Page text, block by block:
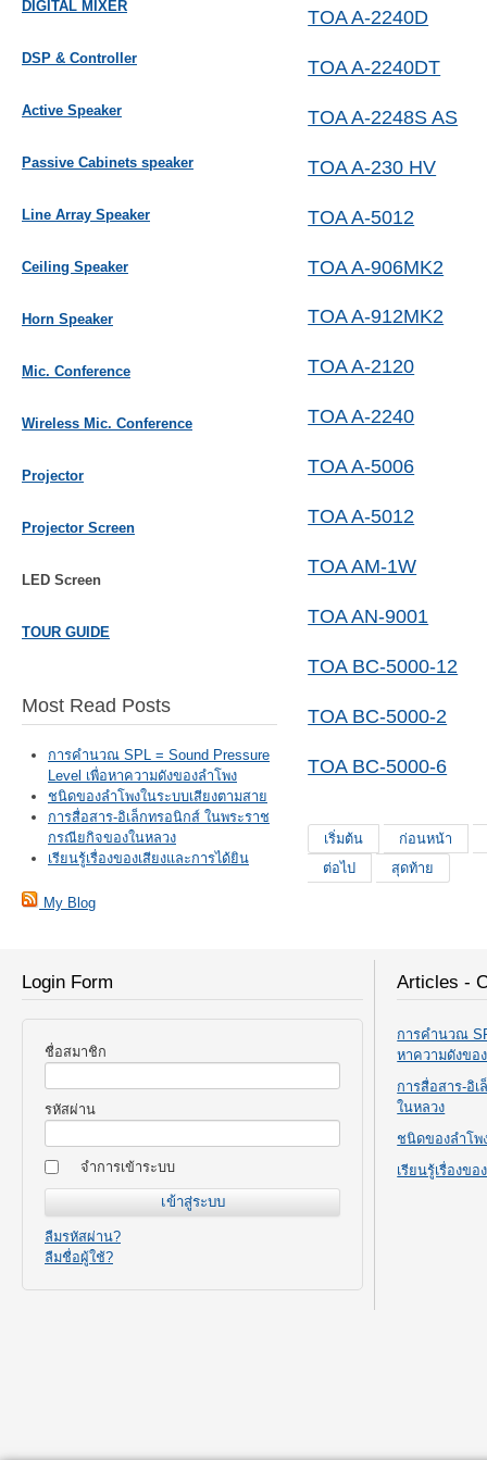
DIGITAL MIXER
DSP & Controller
Active Speaker
Passive Cabinets speaker
Line Array Speaker
Ceiling Speaker
Horn Speaker
Mic. Conference
Wireless Mic. Conference
Projector
Projector Screen
LED Screen
TOUR GUIDE
Most Read Posts
การคำนวณ SPL = Sound Pressure
Level เพื่อหาความดังของลำโพง
ชนิดของลำโพงในระบบเสียงตามสาย
การสื่อสาร-อิเล็กทรอนิกส์ ในพระราช
กรณียกิจของในหลวง
เรียนรู้เรื่องของเสียงและการได้ยิน
My Blog
TOA A-2240D
TOA A-2240DT
TOA A-2248S AS
TOA A-230 HV
TOA A-5012
TOA A-906MK2
TOA A-912MK2
TOA A‐2120
TOA A‐2240
TOA A‐5006
TOA A‐5012
TOA AM-1W
TOA AN-9001
TOA BC-5000-12
TOA BC-5000-2
TOA BC-5000-6
เริ่มต้น
ก่อนหน้า
ต่อไป
สุดท้าย
Login Form
ชื่อสมาชิก
รหัสผ่าน
จำการเข้าระบบ
ลืมรหัสผ่าน?
ลืมชื่อผู้ใช้?
Articles -
การคำนวณ
หาความดังขอ
การสื่อสาร-อิ
ในหลวง
ชนิดของลำโพ
เรียนรู้เรื่องขอ